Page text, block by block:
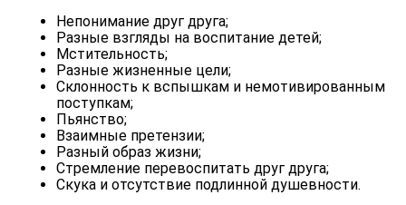
Непонимание друг друга;
Разные взгляды на воспитание детей;
Мстительность;
Разные жизненные цели;
Склонность к вспышкам и немотивированным
поступкам;
Пьянство;
Взаимные претензии;
Разный образ жизни;
Стремление перевоспитать друг друга;
Скука и отсутствие подлинной душевности.